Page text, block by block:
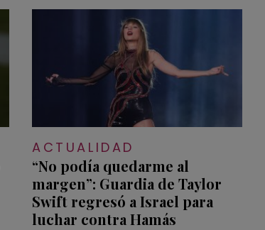
ACTUALIDAD
“No podía quedarme al
margen”: Guardia de Taylor
Swift regresó a Israel para
luchar contra Hamás